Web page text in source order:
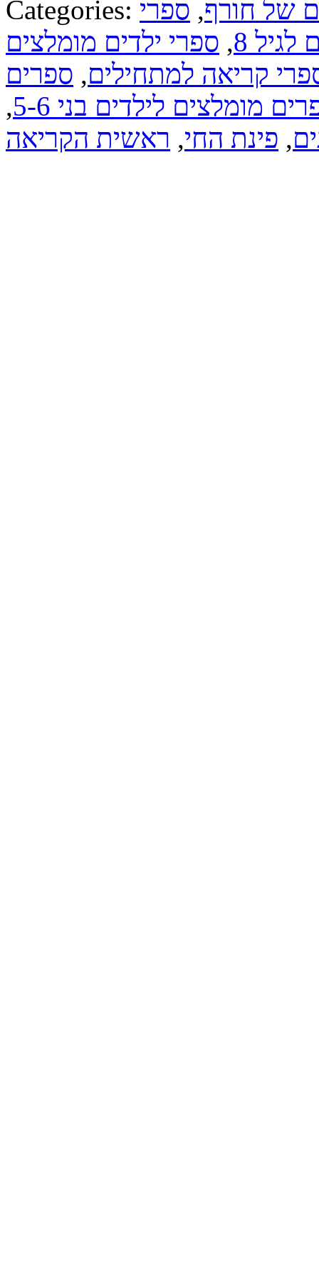
Categories: של חורף, ספרי
8
, ספרי ילדים מומלצים
קריאה למתחילים, ספרים
מומלצים לילדים בני 5-6
,
, פינת החי, ראשית הקריאה